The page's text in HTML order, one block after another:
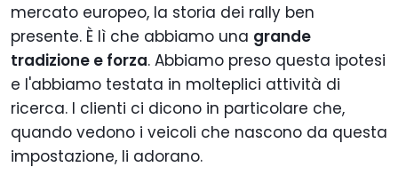
mercato europeo, la storia dei rally ben
presente. È lì che abbiamo una grande
tradizione e forza. Abbiamo preso questa ipotesi
e l'abbiamo testata in molteplici attività di
ricerca. I clienti ci dicono in particolare che,
quando vedono i veicoli che nascono da questa
impostazione, li adorano.